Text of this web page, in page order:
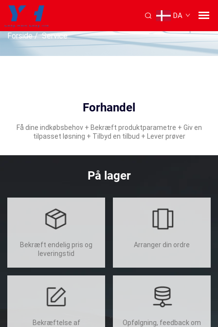
DA
SERVICE
Forside/Service
Forhandel
Få dine indkøbsbehov + Bekræft produktparametre + Giv en
tilpasset løsning + Tilbyd en tilbud + Lever prøver
På lager
Bekræft endelig pris og
leveringstid
Arranger din ordre
Bekræftelse af
Opfølgning, feedback om